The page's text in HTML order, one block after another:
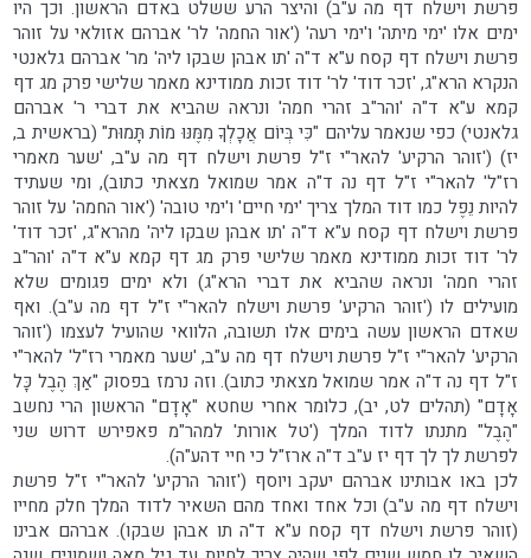
פרשת וישלח דף מה ע"ב) והיצר הרע ששלט באדם הראשון. וכך היו
ימים אלו 'ימי מיתה' ו'ימי רעה' ('אור החמה' לר' אברהם אזולאי על זוהר
פרשת וישלח דף קסח ע"א ד"ה 'תו אבהן שבקו ליה' מר' אברהם גלאנטי
הנקרא הרא"ג, 'זכר דוד' לר' דוד זכות ממודינא מאמר שלישי פרק מג דף
קמא ע"א ד"ה 'והר"ב זהרי חמה' ונראה שהביא את דברי ר' אברהם
גלאנטי) כפי שנאמר עליהם "כִּי בְּיוֹם אֲכָלְךָ מִמֶּנּוּ מוֹת תָּמוּת" (בראשית ב,
יז) ('זוהר הרקיע' להאר"י ז"ל פרשת וישלח דף מה ע"ב, 'שער מאמרי
רז"ל' להאר"י ז"ל דף נה ד"ה אמר שמואל מצאתי כתוב), ומי שעתיד
להיות נֵפֶל כמו דוד המלך צריך 'ימי חיים' ו'ימי טובה' ('אור החמה' על זוהר
פרשת וישלח דף קסח ע"א ד"ה 'תו אבהן שבקו ליה' מהרא"ג, 'זכר דוד'
לר' דוד זכות ממודינא מאמר שלישי פרק מג דף קמא ע"א ד"ה 'והר"ב
זהרי חמה' ונראה שהביא את דברי הרא"ג) ולא ימים פגומים שלא
מועילים לו ('זוהר הרקיע' פרשת וישלח להאר"י ז"ל דף מה ע"ב). ואף
שאדם הראשון עשה בימים אלו תשובה, הלוואי שהועיל לעצמו ('זוהר
הרקיע' להאר"י ז"ל פרשת וישלח דף מה ע"ב, 'שער מאמרי רז"ל' להאר"י
ז"ל דף נה ד"ה אמר שמואל מצאתי כתוב). וזה נרמז בפסוק "אַךְ הֶבֶל כָּל
אָדָם" (תהלים לט, יב), כלומר אחרי שחטא "אָדָם" הראשון הרי נחשב
"הֶבֶל" מתנתו לדוד המלך ('טל אורות' למהר"מ פאפירש דרוש שני
לפרשת לך לך דף יז ע"ב ד"ה ארז"ל כי חיי דהע"ה).
לכן באו אבותינו אברהם יעקב ויוסף ('זוהר הרקיע' להאר"י ז"ל פרשת
וישלח דף מה ע"ב) וכל אחד ואחד מהם השאיר לדוד המלך חלק מחייו
(זוהר פרשת וישלח דף קסח ע"א ד"ה תו אבהן שבקו). אברהם אבינו